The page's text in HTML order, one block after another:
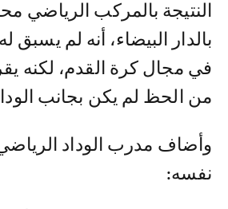
النتيجة بالمركب الرياضي
بالدار البيضاء، أنه لم يسبق
في مجال كرة القدم، لكنه
من الحظ لم يكن بجانب
وأضاف مدرب الوداد
نفسه: